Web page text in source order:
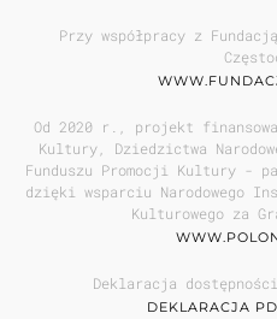
Przy współpracy z
Od 2020 r., projekt
Kultury, Dziedzictwa
Funduszu Promocji Kultury -
dzięki wsparciu Narodowego
Kulturowego za
Deklaracja
DEKLARACJA